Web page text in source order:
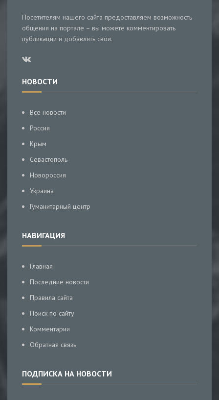
Посетителям нашего сайта предоставляем возможность
общения на портале – вы можете комментировать
публикации и добавлять свои.
НОВОСТИ
Все новости
Россия
Крым
Севастополь
Новороссия
Украина
Гуманитарный центр
НАВИГАЦИЯ
Главная
Последние новости
Правила сайта
Поиск по сайту
Комментарии
Обратная связь
ПОДПИСКА НА НОВОСТИ